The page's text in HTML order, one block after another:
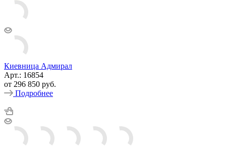
Киевница Адмирал
Арт.: 16854
от 296 850 руб.
Подробнее